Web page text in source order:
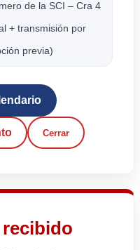
de la SCI – Cra 4
+ transmisión por
previa)
Cerrar